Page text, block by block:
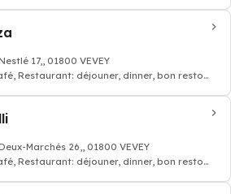
17,, 01800 VEVEY
Restaurant: déjouner, dinner, bon resto
Marchés 26,, 01800 VEVEY
Restaurant: déjouner, dinner, bon resto